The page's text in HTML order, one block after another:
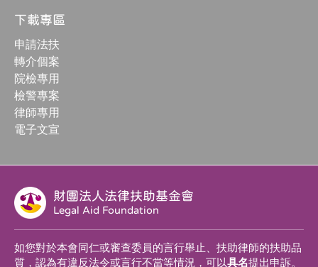
下載專區
申請法扶
轉介個案
院檢專用
檢警專案
律師專用
電子文宣
財團法人法律扶助基金會
Legal Aid Foundation
如您對於本會同仁或審查委員的言行舉止、扶助律師的扶助品
質，認為有違反法令或言行不當等情況，可以具名提出申訴。